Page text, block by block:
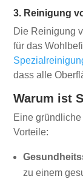
3. Reinigung
Die Reinigung
für das
dass alle
Warum ist
Eine
Vorteile:
zu einem